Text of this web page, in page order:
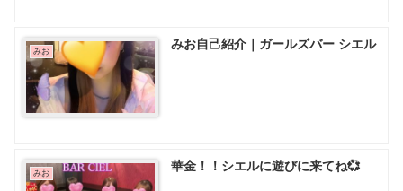
みお みお自己紹介｜ガールズバー シエル
みお 華金！！シエルに遊びに来てね💞